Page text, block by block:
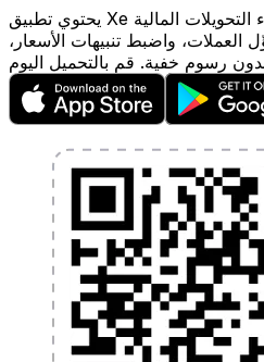
يحتوي تطبيق Xe على كل ما تحتاجه لإجراء التحويلات المالية
العملات، واضبط تنبيهات الأسعار،